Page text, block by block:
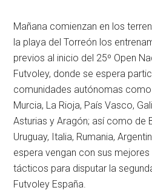
Mañana comienzan en los
la playa del Torreón los
previos al inicio del 25º Open
Futvoley, donde se espera
comunidades autónomas como
Murcia, La Rioja, País Vasco,
Asturias y Aragón; así como de
Uruguay, Italia, Rumania,
espera vengan con sus
tácticos para disputar la
Futvoley España.